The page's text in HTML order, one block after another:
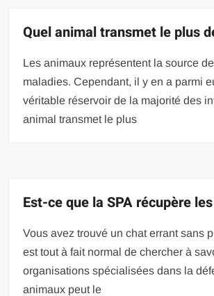
Quel animal transmet le plus
Les animaux représentent la source
maladies. Cependant, il y en a parmi
véritable réservoir de la majorité des
animal transmet le plus
Est-ce que la SPA récupère
Vous avez trouvé un chat errant sans
est tout à fait normal de chercher à
organisations spécialisées dans la
animaux peut le